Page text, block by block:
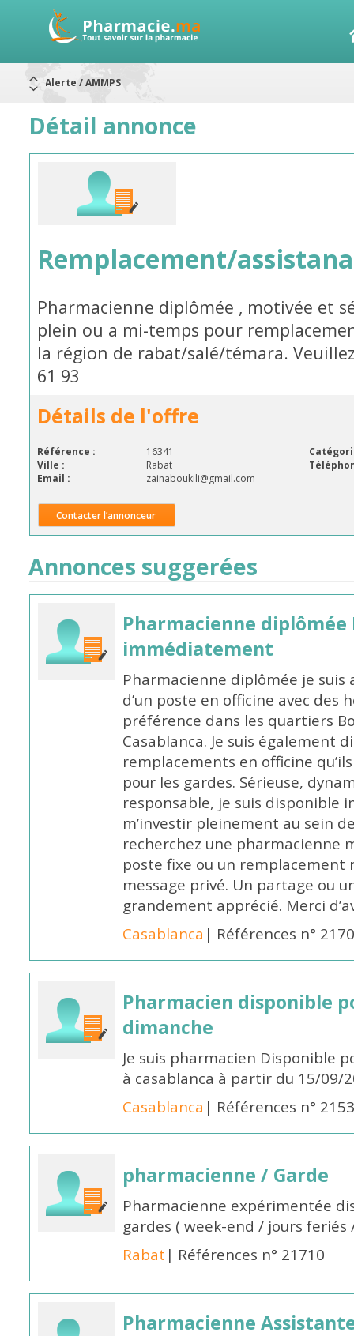
Aureomycine ophtalmique : Rappel de lots
RAPPELS DE LOTS
Rappel de lots : ANTITOXINE TÉTANIQUE 1500.
Rappel de lots : préparations lactées
Détail annonce
Remplacement/
Pharmacienne diplômée , motivée et
plein ou a mi-temps pour
la région de rabat/salé/témara.
61 93
Détails de l'offre
Référence : 16341
Ville :
Rabat
Email :
zainaboukili@gmail.com
Contacter l’annonceur
Annonces suggerées
Pharmacienne diplômée
immédiatement
Pharmacienne diplômée je
d’un poste en officine avec des
préférence dans les quartiers
Casablanca. Je suis également
remplacements en officine
pour les gardes. Sérieuse,
responsable, je suis
m’investir pleinement au sein
recherchez une pharmacienne
poste fixe ou un remplacement
message privé. Un partage ou
grandement apprécié. Merci
Casablanca | Références n°
Pharmacien disponible
dimanche
Je suis pharmacien Disponible
à casablanca à partir du 15/09/
Casablanca | Références n°
pharmacienne / Garde
Pharmacienne expérimentée
gardes ( week-end / jours
Rabat | Références n° 21710
Pharmacienne